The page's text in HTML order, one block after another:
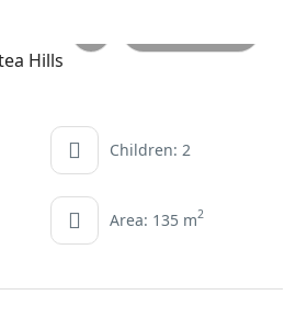
Children: 2
Area: 135 m2